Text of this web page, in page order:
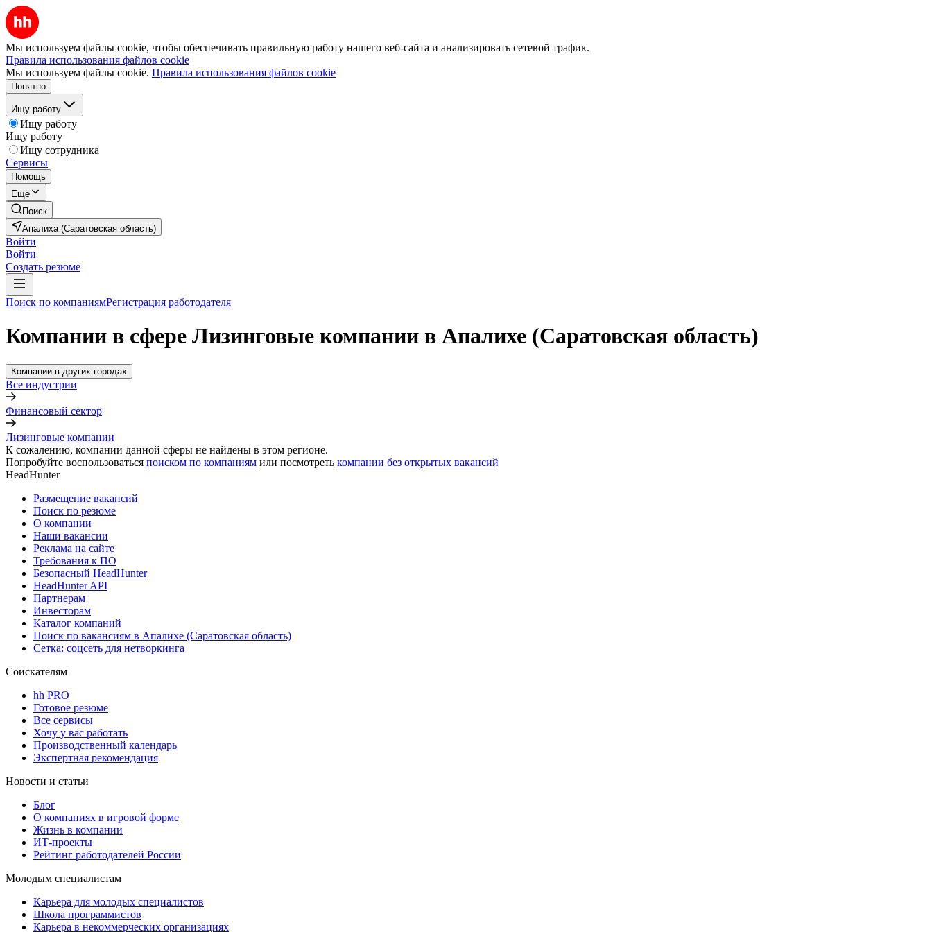
Мы используем файлы cookie, чтобы обеспечивать правильную работу нашего веб-сайта и анализировать сетевой трафик.
Правила использования файлов cookie
Мы используем файлы cookie. Правила использования файлов cookie
Понятно
Ищу работу
Ищу работу
Ищу работу
Ищу сотрудника
Сервисы
Помощь
Ещё
Поиск
Апалиха (Саратовская область)
Войти
Войти
Создать резюме
Поиск по компаниямРегистрация работодателя
Компании в сфере Лизинговые компании в Апалихе (Саратовская область)
Компании в других городах
Все индустрии
Финансовый сектор
Лизинговые компании
К сожалению, компании данной сферы не найдены в этом регионе.
Попробуйте воспользоваться поиском по компаниям или посмотреть компании без открытых вакансий
HeadHunter
Размещение вакансий
Поиск по резюме
О компании
Наши вакансии
Реклама на сайте
Требования к ПО
Безопасный HeadHunter
HeadHunter API
Партнерам
Инвесторам
Каталог компаний
Поиск по вакансиям в Апалихе (Саратовская область)
Сетка: соцсеть для нетворкинга
Соискателям
hh PRO
Готовое резюме
Все сервисы
Хочу у вас работать
Производственный календарь
Экспертная рекомендация
Новости и статьи
Блог
О компаниях в игровой форме
Жизнь в компании
ИТ-проекты
Рейтинг работодателей России
Молодым специалистам
Карьера для молодых специалистов
Школа программистов
Карьера в некоммерческих организациях